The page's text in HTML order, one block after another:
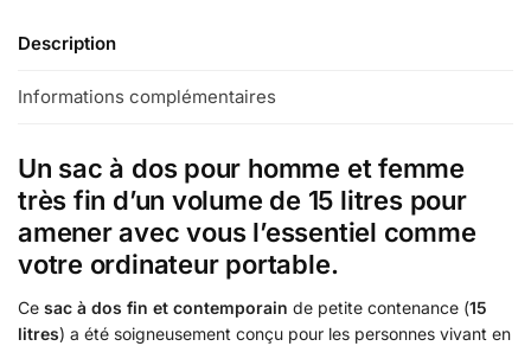
Description
Informations complémentaires
Un sac à dos pour homme et femme
très fin d’un volume de 15 litres pour
amener avec vous l’essentiel comme
votre ordinateur portable.
Ce sac à dos fin et contemporain de petite contenance (15
litres) a été soigneusement conçu pour les personnes vivant en